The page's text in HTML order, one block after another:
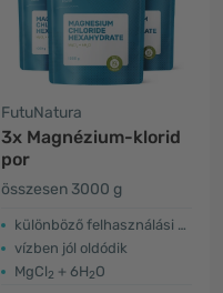
FutuNatura
3x Magnézium-klorid
por
összesen 3000 g
különböző felhasználási módok
vízben jól oldódik
MgCl2 + 6H2O